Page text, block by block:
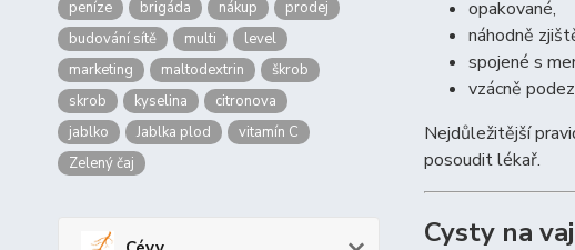
peníze
brigáda nákup
prodej
budování sítě
multi
level
marketing
maltodextrin
škrob
skrob
kyselina
citronova
jablko
Jablka plod
vitamín C
Zelený čaj
opakované,
náhodně
spojené s
vzácně
Nejdůležitější
posoudit lékař.
Cysty na